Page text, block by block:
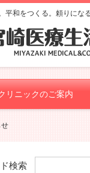
平和をつくる。頼りにな
リニックのご案内
せ
検索